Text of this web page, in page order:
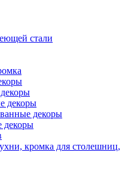
стали
декоры
декоры
декоры
кромка для столешниц,